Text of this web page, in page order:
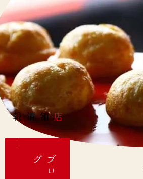
店舗情報
ブ
ロ
グ